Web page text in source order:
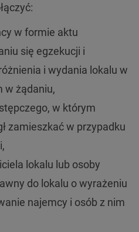
w formie aktu
się egzekucji i
i wydania lokalu w
w żądaniu,
w którym
zamieszkać w przypadku
lokalu lub osoby
do lokalu o wyrażeniu
najemcy i osób z nim